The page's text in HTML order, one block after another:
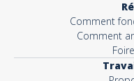
Comment
Comment